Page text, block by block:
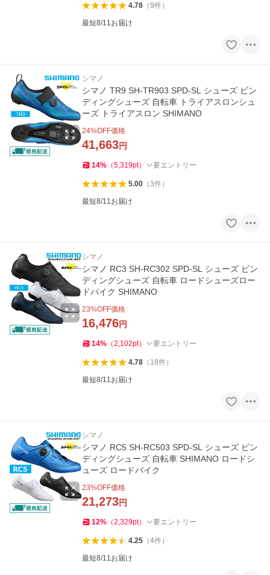
4.78（9件）
最短8/11お届け
シマノ
シマノ TR9 SH-TR903 SPD-SL シューズ ビン
ディングシューズ 自転車 トライアスロンシュ
ーズ トライアスロン SHIMANO
24%OFF価格
41,663円
14% （5,319pt） 要エントリー
5.00（3件）
最短8/11お届け
シマノ
シマノ RC3 SH-RC302 SPD-SL シューズ ビン
ディングシューズ 自転車 ロードシューズロー
ドバイク SHIMANO
23%OFF価格
16,476円
14% （2,102pt） 要エントリー
4.78（ 18件）
最短8/11お届け
シマノ
シマノ RC5 SH-RC503 SPD-SL シューズ ビン
ディングシューズ 自転車 SHIMANO ロードシ
ューズ ロードバイク
23%OFF価格
21,273円
12% （2,329pt） 要エントリー
4.25（4件）
最短8/11お届け